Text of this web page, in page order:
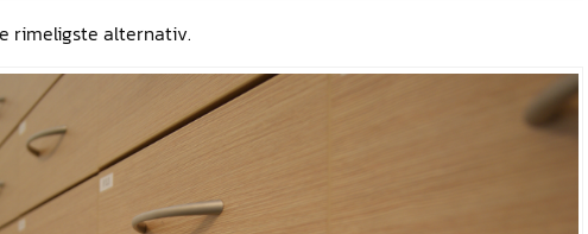
rimeligste alternativ.